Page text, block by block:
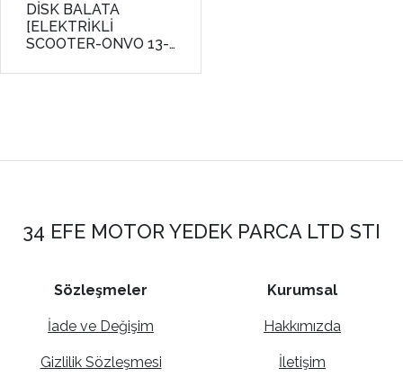
DİSK BALATA
[ELEKTRİKLİ
SCOOTER-ONVO 13-
34 EFE MOTOR YEDEK PARCA LTD STI
Sözleşmeler
İade ve Değişim
Gizlilik Sözleşmesi
Kurumsal
Hakkımızda
İletişim